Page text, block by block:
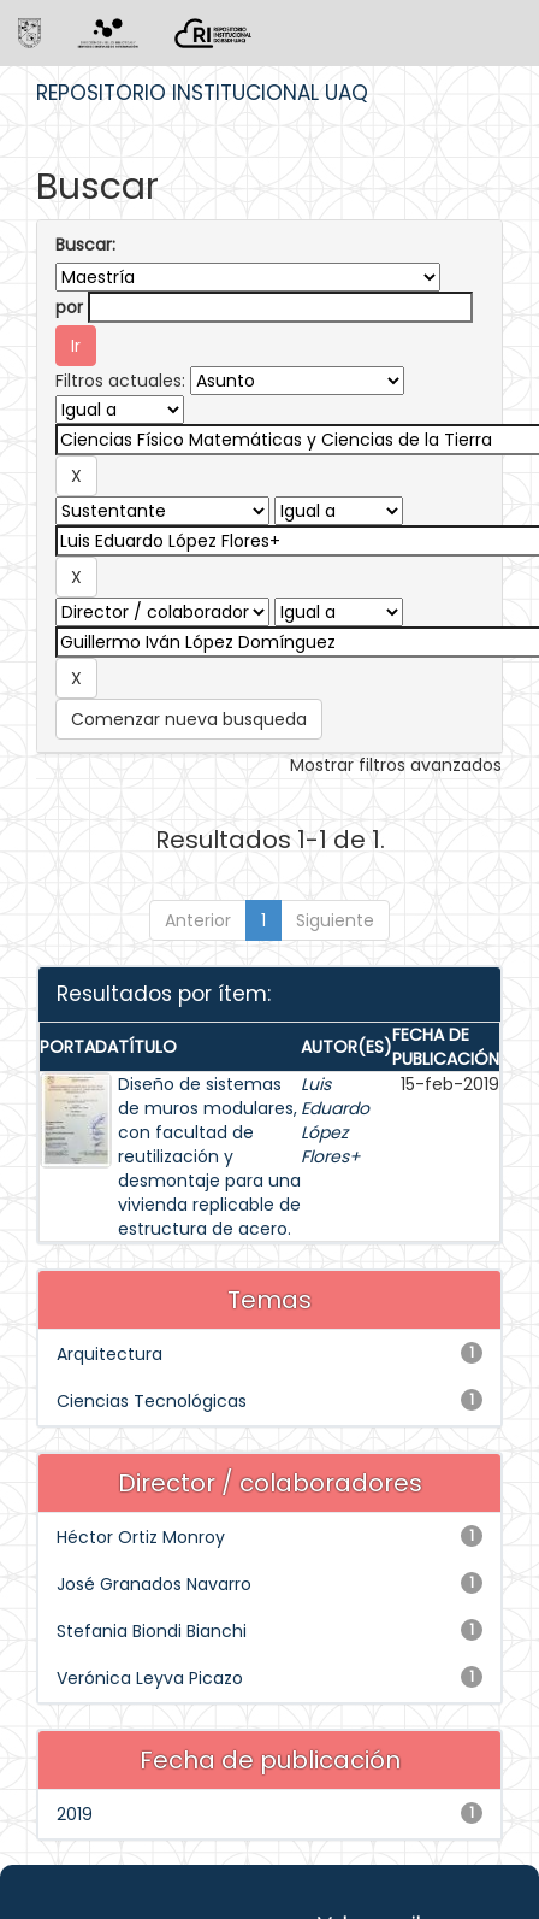
REPOSITORIO INSTITUCIONAL UAQ
Buscar
Buscar:
por
Filtros actuales:
Comenzar nueva busqueda
Mostrar filtros avanzados
Resultados 1-1 de 1.
Anterior 1 Siguiente
Resultados por ítem:
PORTADATÍTULO AUTOR(ES)FECHA DE
PUBLICACIÓN
Diseño de sistemas
de muros modulares,
con facultad de
reutilización y
desmontaje para una
vivienda replicable de
estructura de acero.
Luis
Eduardo
López
Flores+
15-feb-2019
Temas
1
Arquitectura
1
Ciencias Tecnológicas
Director / colaboradores
1
Héctor Ortiz Monroy
1
José Granados Navarro
1
Stefania Biondi Bianchi
1
Verónica Leyva Picazo
Fecha de publicación
1
2019